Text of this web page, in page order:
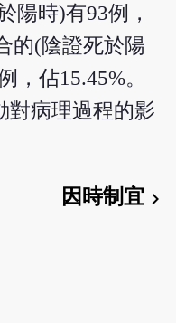
陽時)有93例，
的(陰證死於陽
，佔15.45%。
對病理過程的影
因時制宜chevron_right